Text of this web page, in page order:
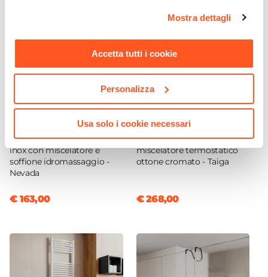
momento. Per maggiori informazioni si invita a leggere la
nostraCookie Policy.
Mostra dettagli
Accetta tutti i cookie
Personalizza
Usa solo i cookie necessari
Pannello doccia in acciaio
inox con miscelatore e
soffione idromassaggio -
Nevada
€ 163,00
CODICE:TAIGA
Colonna doccia telescopica
miscelatore termostatico
ottone cromato - Taiga
€ 268,00